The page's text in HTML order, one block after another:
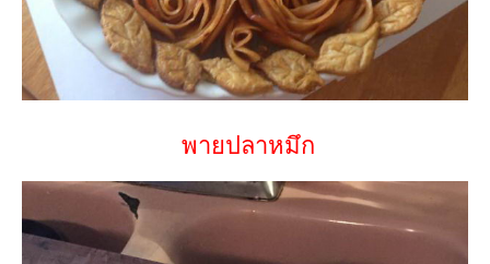
พายปลาหมึก